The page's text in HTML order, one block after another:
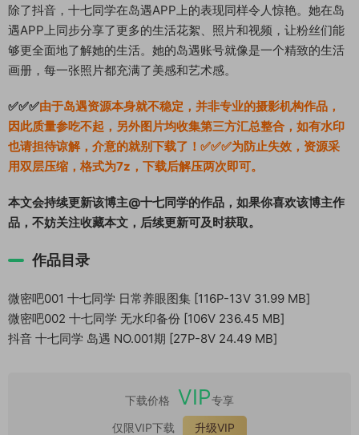
除了抖音，十七同学在岛遇APP上的表现同样令人惊艳。她在岛
遇APP上同步分享了更多的生活花絮、照片和视频，让粉丝们能
够更全面地了解她的生活。她的岛遇账号就像是一个精致的生活
画册，每一张照片都充满了美感和艺术感。
✅✅✅由于岛遇资源本身就不稳定，并非专业的摄影机构作品，
因此质量参吃不起，另外图片均收集第三方汇总整合，如有水印
也请担待谅解，介意的就别下载了！✅✅✅为防止失效，资源采
用双层压缩，格式为7z，下载后解压两次即可。
本文会持续更新该博主@十七同学的作品，如果你喜欢该博主作
品，不妨关注收藏本文，后续更新可及时获取。
作品目录
微密吧001 十七同学 日常养眼图集 [116P-13V 31.99 MB]
微密吧002 十七同学 无水印备份 [106V 236.45 MB]
抖音 十七同学 岛遇 NO.001期 [27P-8V 24.49 MB]
下载价格 VIP专享
仅限VIP下载
升级VIP